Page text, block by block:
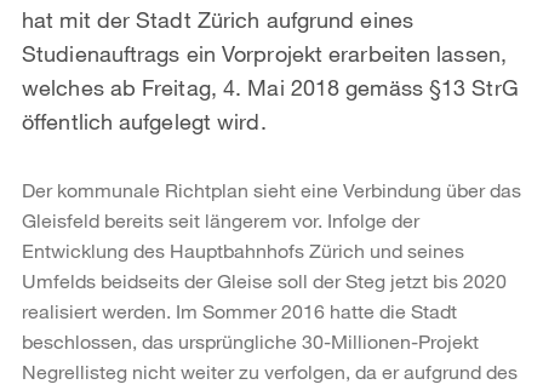
hat mit der Stadt Zürich aufgrund eines
Studienauftrags ein Vorprojekt erarbeiten lassen,
welches ab Freitag, 4. Mai 2018 gemäss §13 StrG
öffentlich aufgelegt wird.
Der kommunale Richtplan sieht eine Verbindung über das
Gleisfeld bereits seit längerem vor. Infolge der
Entwicklung des Hauptbahnhofs Zürich und seines
Umfelds beidseits der Gleise soll der Steg jetzt bis 2020
realisiert werden. Im Sommer 2016 hatte die Stadt
beschlossen, das ursprüngliche 30-Millionen-Projekt
Negrellisteg nicht weiter zu verfolgen, da er aufgrund des